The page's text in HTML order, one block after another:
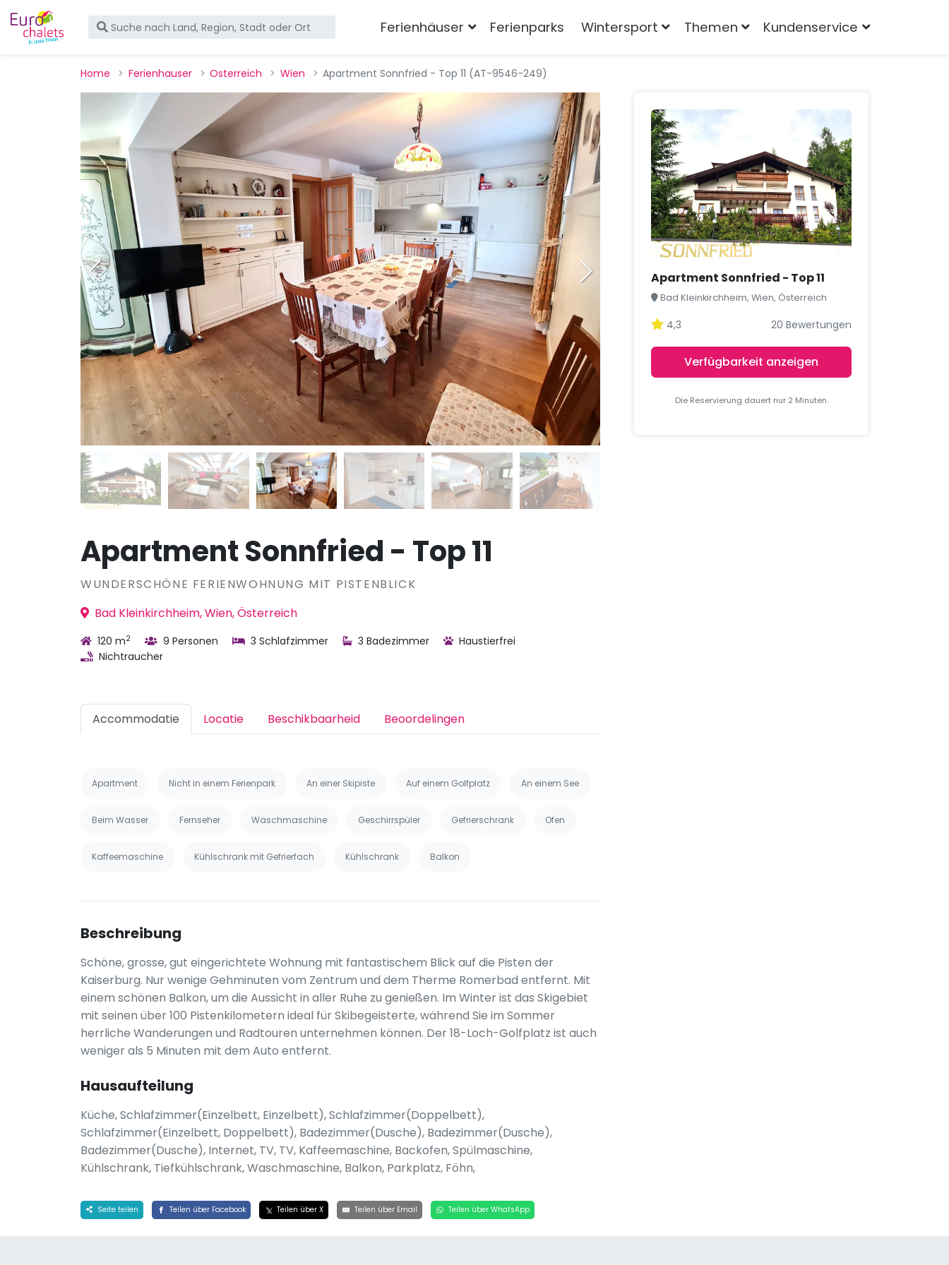
Ferienhäuser Ferienparks Wintersport Themen Kundenservice
Home Ferienhauser Osterreich Wien Apartment Sonnfried - Top 11 (AT-9546-249)
Apartment Sonnfried - Top 11
WUNDERSCHÖNE FERIENWOHNUNG MIT PISTENBLICK
Bad Kleinkirchheim, Wien, Österreich
120 m2 9 Personen 3 Schlafzimmer 3 Badezimmer
Haustierfrei
Nichtraucher
Accommodatie Locatie Beschikbaarheid Beoordelingen
Apartment Nicht in einem Ferienpark An einer Skipiste Auf einem Golfplatz An einem See
Beim Wasser Fernseher Waschmaschine Geschirrspüler Gefrierschrank Ofen
Kaffeemaschine Kühlschrank mit Gefrierfach Kühlschrank Balkon
Beschreibung
Schöne, grosse, gut eingerichtete Wohnung mit fantastischem Blick auf die Pisten der
Kaiserburg. Nur wenige Gehminuten vom Zentrum und dem Therme Romerbad entfernt. Mit
einem schönen Balkon, um die Aussicht in aller Ruhe zu genießen. Im Winter ist das Skigebiet
mit seinen über 100 Pistenkilometern ideal für Skibegeisterte, während Sie im Sommer
herrliche Wanderungen und Radtouren unternehmen können. Der 18-Loch-Golfplatz ist auch
weniger als 5 Minuten mit dem Auto entfernt.
Hausaufteilung
Küche, Schlafzimmer(Einzelbett, Einzelbett), Schlafzimmer(Doppelbett),
Schlafzimmer(Einzelbett, Doppelbett), Badezimmer(Dusche), Badezimmer(Dusche),
Badezimmer(Dusche), Internet, TV, TV, Kaffeemaschine, Backofen, Spülmaschine,
Kühlschrank, Tiefkühlschrank, Waschmaschine, Balkon, Parkplatz, Föhn,
Seite teilen Teilen über Facebook Teilen über X Teilen über Email Teilen über WhatsApp
Apartment Sonnfried - Top 11
Bad Kleinkirchheim, Wien, Österreich
4,3 20 Bewertungen
Verfügbarkeit anzeigen
Die Reservierung dauert nur 2 Minuten.